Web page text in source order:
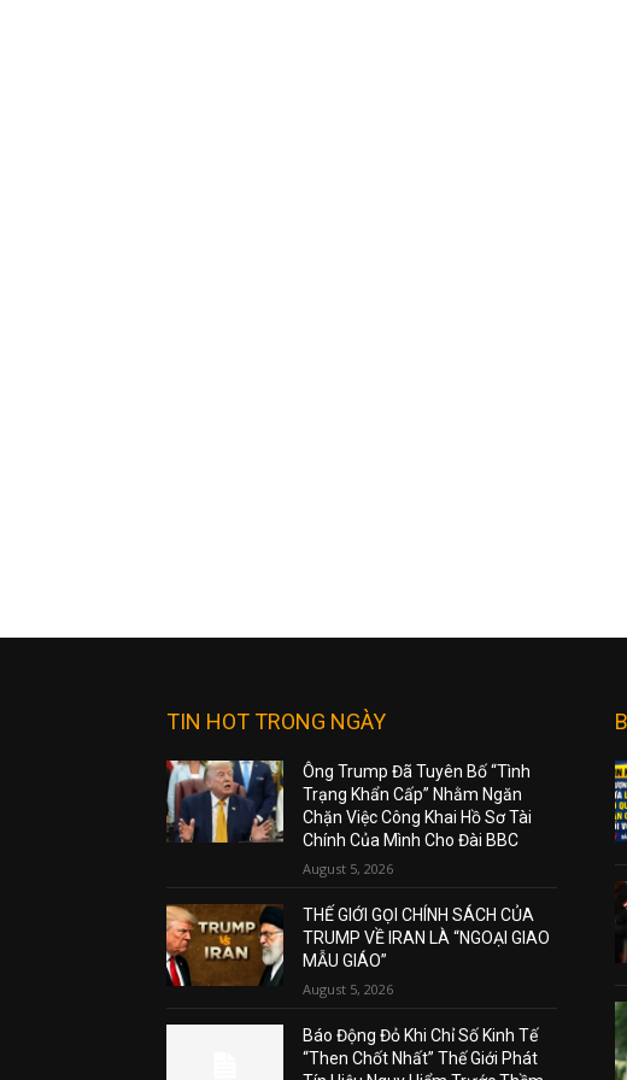
TIN HOT TRONG NGÀY
Ông Trump Đã Tuyên Bố “Tình
Trạng Khẩn Cấp” Nhằm Ngăn
Chặn Việc Công Khai Hồ Sơ Tài
Chính Của Mình Cho Đài BBC
August 5, 2026
THẾ GIỚI GỌI CHÍNH SÁCH CỦA
TRUMP VỀ IRAN LÀ “NGOẠI GIAO
MẪU GIÁO”
August 5, 2026
Báo Động Đỏ Khi Chỉ Số Kinh Tế
“Then Chốt Nhất” Thế Giới Phát